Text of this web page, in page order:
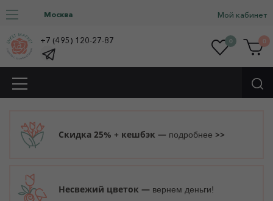
Москва Мой кабинет
+7 (495) 120-27-87 0 0
Скидка 25% + кешбэк — подробнее >>
Несвежий цветок — вернем деньги!